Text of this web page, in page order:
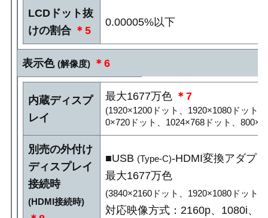
LCDドット抜
けの割合 ＊5
0.00005%以下
表示色(解像度) ＊6
内蔵ディスプ
レイ
最大1677万色 ＊7
(1920×1200ドット、1920×1080ドット
0×720ドット、1024×768ドット、
別売の外付け
ディスプレイ
接続時
(HDMI接続時)
■USB (Type-C)-HDMI変換アダプ
最大1677万色
(3840×2160ドット、1920×1080ドット
対応映像方式：2160p、1080i、